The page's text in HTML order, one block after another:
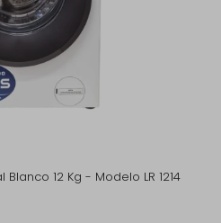
12 Kg - Modelo LR 1214